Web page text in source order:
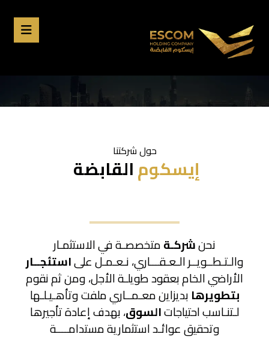
حول شركتنا
إيسكومالقابضة
نحنشركـةمتخصصـة في الاستثمـار
والـتـطــويــر الـعـقـــاري، نـعـمـل علىاستئجــار
الأراضي الخام بعقود طويلـة الأجل، ومن ثم نقوم
بتطويرهابديزاين معـمــاريملفت وتأهـيـلـها
لـتنـاسب احتياجاتالسوق، بهدف إعادة تأجيرها
وتحقيق عوائـد استثمارية مستدامــــة